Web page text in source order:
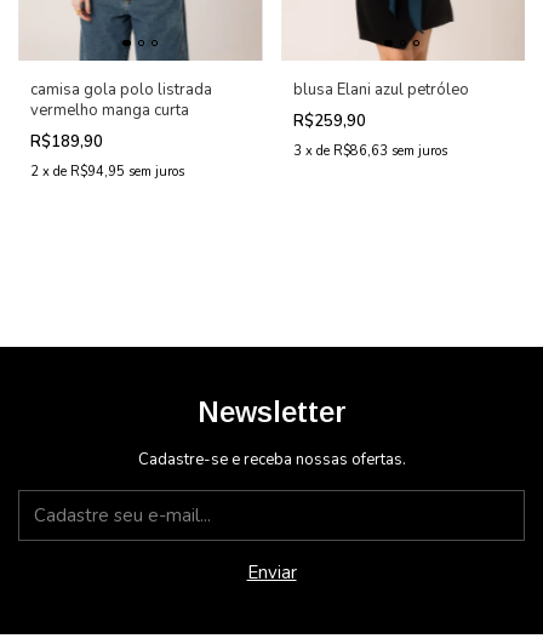
camisa gola polo listrada
vermelho manga curta
R$189,90
2 x de R$94,95 sem juros
blusa Elani azul petróleo
R$259,90
3 x de R$86,63 sem juros
Newsletter
Cadastre-se e receba nossas ofertas.